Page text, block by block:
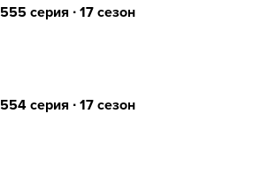
555 серия ∙ 17 сезон
554 серия ∙ 17 сезон